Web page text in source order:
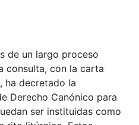
de un largo proceso
consulta, con la carta
, ha decretado la
Derecho Canónico para
ser instituidas como